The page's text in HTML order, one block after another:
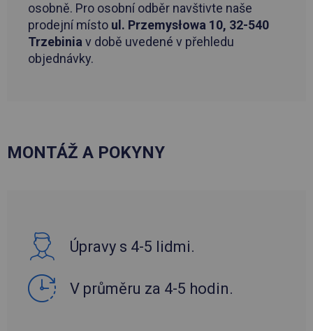
osobně. Pro osobní odběr navštivte naše
prodejní místo ul. Przemysłowa 10, 32-540
Trzebiniav době uvedené v přehledu
objednávky.
MONTÁŽ A POKYNY
Úpravy s 4-5 lidmi.
V průměru za 4-5 hodin.